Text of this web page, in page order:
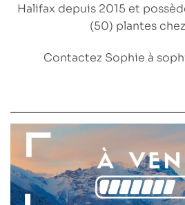
Halifax depuis 2015 et
(50) plantes
Contactez Sophie à